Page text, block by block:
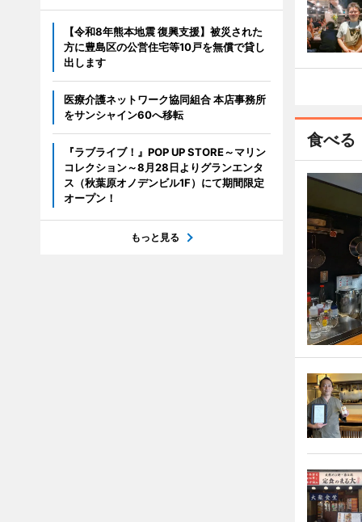
食べる
【令和8年熊本地震 復興支援】被災された
方に豊島区の公営住宅等10戸を無償で貸し
出します
医療介護ネットワーク協同組合 本店事務所
をサンシャイン60へ移転
『ラブライブ！』POP UP STORE～マリン
コレクション～8月28日よりグランエンタ
ス（秋葉原オノデンビル1F）にて期間限定
オープン！
もっと見る